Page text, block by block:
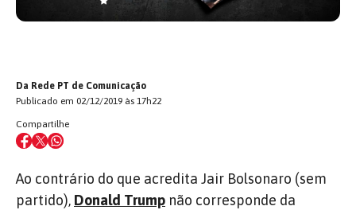
Da Rede PT de Comunicação
Publicado em 02/12/2019 às 17h22
Compartilhe
Ao contrário do que acredita Jair Bolsonaro (sem
partido), Donald Trump não corresponde da